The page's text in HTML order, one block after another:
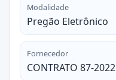
Modalidade
Pregão Eletrônico
Fornecedor
CONTRATO 87-2022